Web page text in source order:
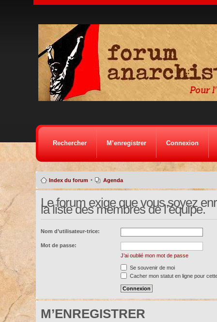
Rechercher M’enregistrer Connexion
Index du forum • Agenda
Le forum exige que vous soyez
la liste des membres de l’équipe.
Nom d’utilisateur-trice:
Mot de passe:
J’ai oublié mon mot de passe
Se souvenir de moi
Cacher mon statut en ligne pour
M’ENREGISTRER